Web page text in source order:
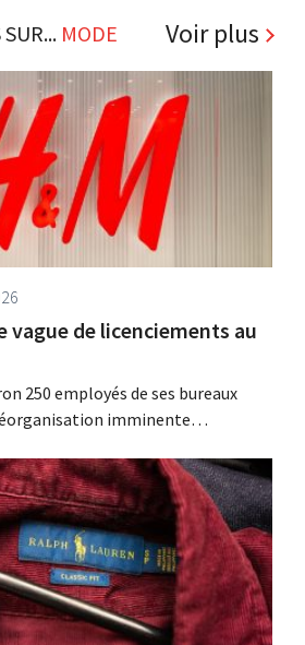
MODE Voir plus
vague de licenciements au
250 employés de ses bureaux
imminente
fait suite à des mesures prises
Bas, en Belgique et en Espagne,
la suppression de centaines